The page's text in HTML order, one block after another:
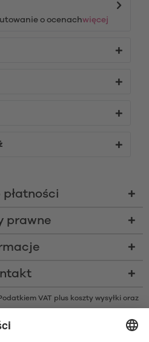
o ocenachwięcej
płatności
prawne
VAT plus koszty wysyłki oraz
są zarejestrowanymi znakami